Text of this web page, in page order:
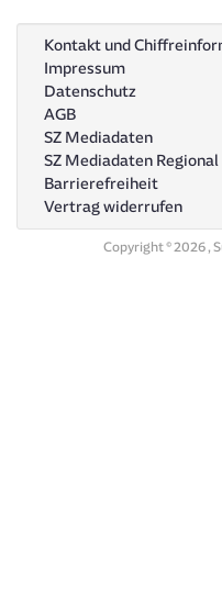
Kontakt und
Impressum
Datenschutz
AGB
SZ Mediadaten
SZ Mediadaten Regional
Barrierefreiheit
Vertrag widerrufen
Copyright © 2026 ,